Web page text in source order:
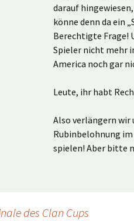
darauf
könne denn da ein
Berechtigte Frage!
Spieler nicht mehr
America noch gar
Leute, ihr habt
Also verlängern wir
Rubinbelohnung im
spielen! Aber bitte
des Clan Cups